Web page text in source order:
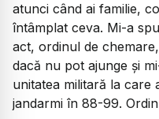
atunci când ai familie,
întâmplat ceva. Mi-a
act, ordinul de
dacă nu pot ajunge și
unitatea militară la care
jandarmi în 88-99.